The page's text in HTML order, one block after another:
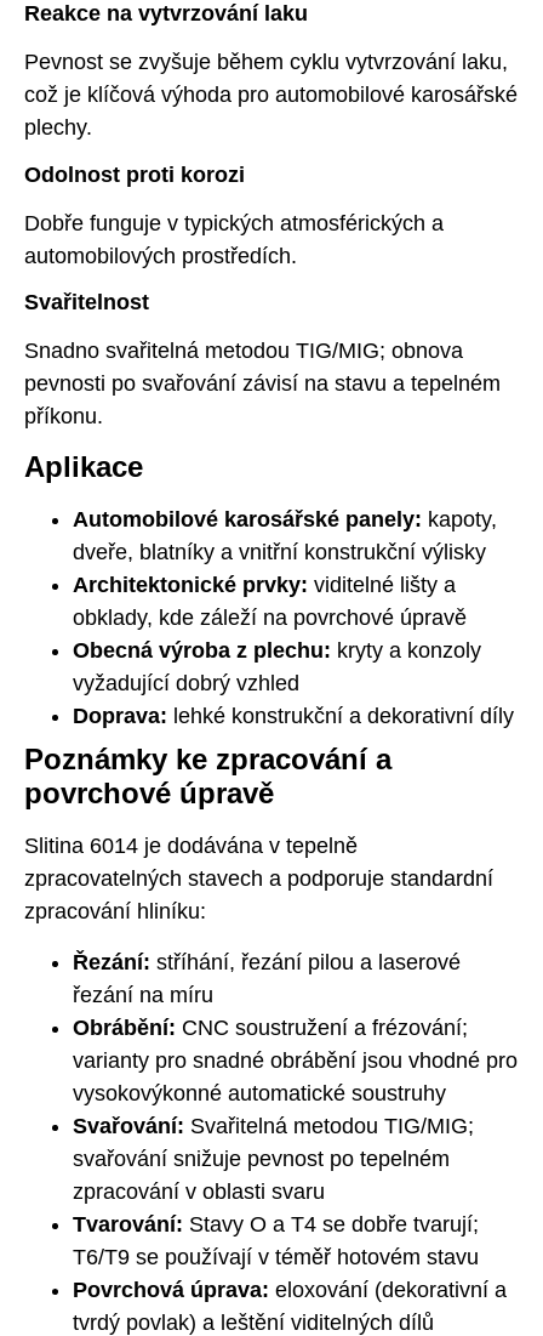
Reakce na vytvrzování laku
Pevnost se zvyšuje během cyklu vytvrzování laku,
což je klíčová výhoda pro automobilové karosářské
plechy.
Odolnost proti korozi
Dobře funguje v typických atmosférických a
automobilových prostředích.
Svařitelnost
Snadno svařitelná metodou TIG/MIG; obnova
pevnosti po svařování závisí na stavu a tepelném
příkonu.
Aplikace
Automobilové karosářské panely: kapoty,
dveře, blatníky a vnitřní konstrukční výlisky
Architektonické prvky: viditelné lišty a
obklady, kde záleží na povrchové úpravě
Obecná výroba z plechu: kryty a konzoly
vyžadující dobrý vzhled
Doprava: lehké konstrukční a dekorativní díly
Poznámky ke zpracování a
povrchové úpravě
Slitina 6014 je dodávána v tepelně
zpracovatelných stavech a podporuje standardní
zpracování hliníku:
Řezání: stříhání, řezání pilou a laserové
řezání na míru
Obrábění: CNC soustružení a frézování;
varianty pro snadné obrábění jsou vhodné pro
vysokovýkonné automatické soustruhy
Svařování: Svařitelná metodou TIG/MIG;
svařování snižuje pevnost po tepelném
zpracování v oblasti svaru
Tvarování: Stavy O a T4 se dobře tvarují;
T6/T9 se používají v téměř hotovém stavu
Povrchová úprava: eloxování (dekorativní a
tvrdý povlak) a leštění viditelných dílů